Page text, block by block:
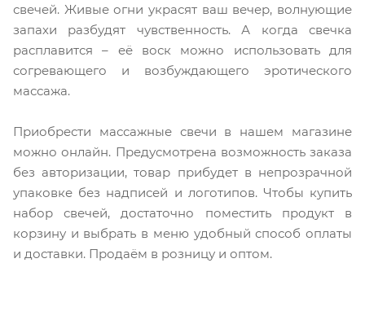
свечей. Живые огни украсят ваш вечер, волнующие
запахи разбудят чувственность. А когда свечка
расплавится – её воск можно использовать для
согревающего и возбуждающего эротического
массажа.
Приобрести массажные свечи в нашем магазине
можно онлайн. Предусмотрена возможность заказа
без авторизации, товар прибудет в непрозрачной
упаковке без надписей и логотипов. Чтобы купить
набор свечей, достаточно поместить продукт в
корзину и выбрать в меню удобный способ оплаты
и доставки. Продаём в розницу и оптом.